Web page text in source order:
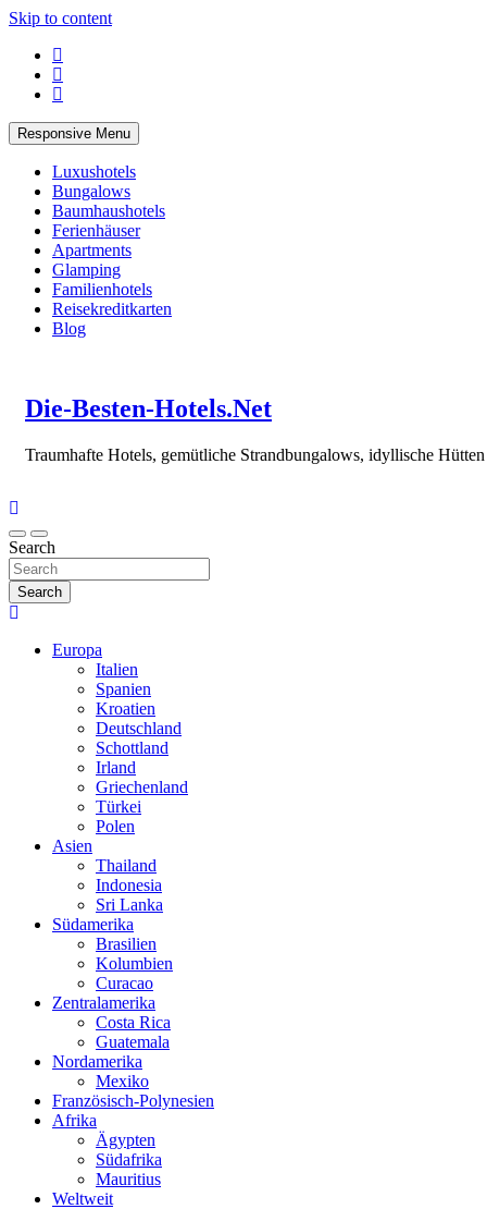
Skip to content
Responsive Menu
Luxushotels
Bungalows
Baumhaushotels
Ferienhäuser
Apartments
Glamping
Familienhotels
Reisekreditkarten
Blog
Die-Besten-Hotels.Net
Traumhafte Hotels, gemütliche Strandbungalows, idyllische
Search
Search
Europa
Italien
Spanien
Kroatien
Deutschland
Schottland
Irland
Griechenland
Türkei
Polen
Asien
Thailand
Indonesia
Sri Lanka
Südamerika
Brasilien
Kolumbien
Curacao
Zentralamerika
Costa Rica
Guatemala
Nordamerika
Mexiko
Französisch-Polynesien
Afrika
Ägypten
Südafrika
Mauritius
Weltweit